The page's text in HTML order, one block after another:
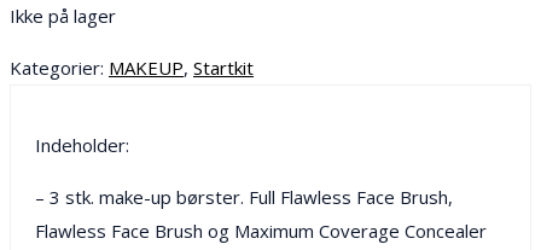
Ikke på lager
Kategorier: MAKEUP, Startkit
Indeholder:
– 3 stk. make-up børster. Full Flawless Face Brush,
Flawless Face Brush og Maximum Coverage Concealer